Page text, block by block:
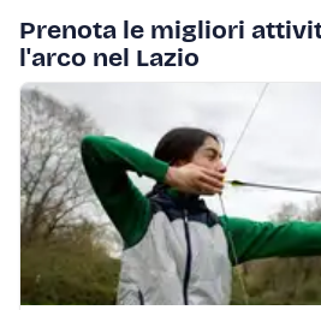
Prenota le migliori
l'arco nel Lazio